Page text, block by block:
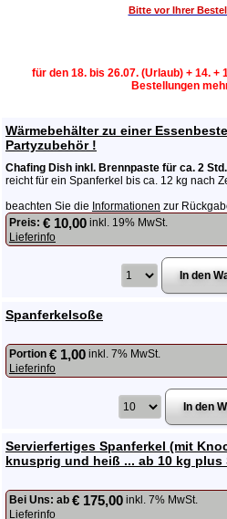
Bitte vor Ihrer
für den 18. bis 26.07. (Urlaub) + 14. +
Bestellungen
Wärmebehälter zu einer
Partyzubehör !
Chafing Dish inkl. Brennpaste für ca. 2 Std.
reicht für ein Spanferkel bis ca. 12 kg nach
beachten Sie die Informationen zur
Preis: € 10,00 inkl. 19% MwSt.
Lieferinfo
Spanferkelsoße
Portion € 1,00 inkl. 7% MwSt.
Lieferinfo
Servierfertiges Spanferkel (mit
knusprig und heiß ... ab 10 kg plus
Bei Uns: ab € 175,00 inkl. 7% MwSt.
Lieferinfo